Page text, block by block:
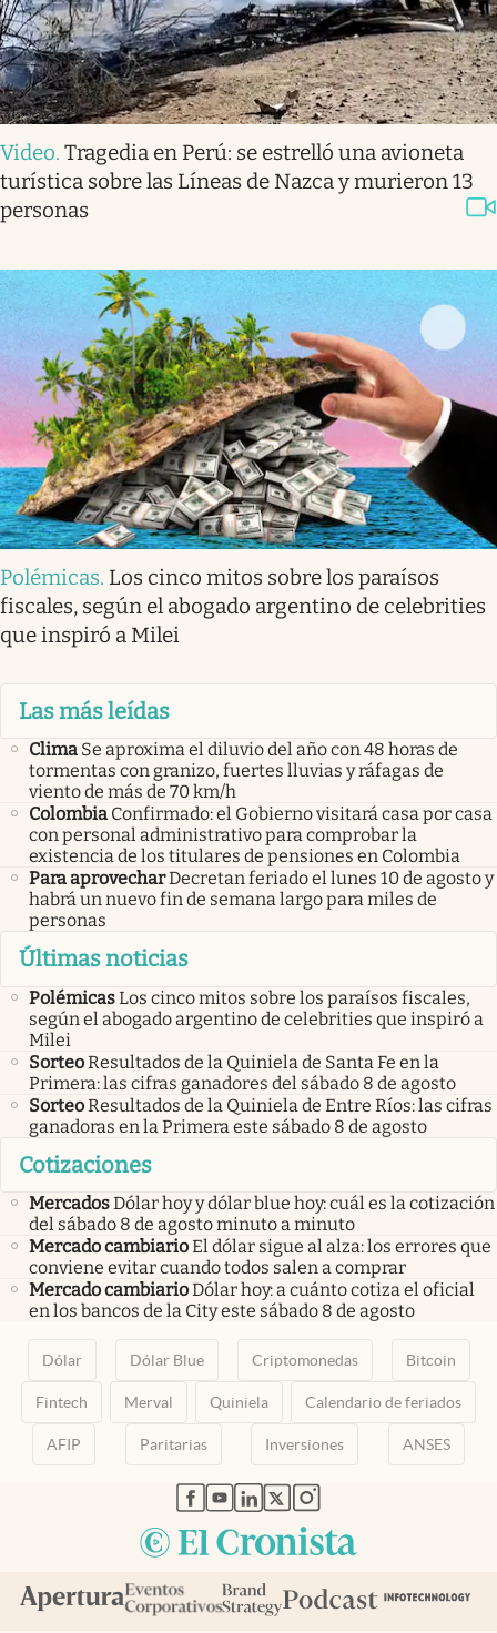
Video. Tragedia en Perú: se estrelló una avioneta
turística sobre las Líneas de Nazca y murieron 13
personas
Polémicas. Los cinco mitos sobre los paraísos
fiscales, según el abogado argentino de celebrities
que inspiró a Milei
Las más leídas
Clima Se aproxima el diluvio del año con 48 horas de
tormentas con granizo, fuertes lluvias y ráfagas de
viento de más de 70 km/h
Colombia Confirmado: el Gobierno visitará casa por casa
con personal administrativo para comprobar la
existencia de los titulares de pensiones en Colombia
Para aprovecharDecretan feriado el lunes 10 de agosto y
habrá un nuevo fin de semana largo para miles de
personas
Últimas noticias
PolémicasLos cinco mitos sobre los paraísos fiscales,
según el abogado argentino de celebrities que inspiró a
Milei
SorteoResultados de la Quiniela de Santa Fe en la
Primera: las cifras ganadores del sábado 8 de agosto
SorteoResultados de la Quiniela de Entre Ríos: las cifras
ganadoras en la Primera este sábado 8 de agosto
Cotizaciones
MercadosDólar hoy y dólar blue hoy: cuál es la cotización
del sábado 8 de agosto minuto a minuto
Mercado cambiarioEl dólar sigue al alza: los errores que
conviene evitar cuando todos salen a comprar
Mercado cambiarioDólar hoy: a cuánto cotiza el oficial
en los bancos de la City este sábado 8 de agosto
Dólar Dólar Blue Criptomonedas Bitcoin
Fintech Merval Quiniela Calendario de feriados
AFIP Paritarias Inversiones ANSES
abre en nueva pestaña
abre en nueva pestaña
abre en nueva pestaña
abre en nueva pestaña
abre en nueva pestaña